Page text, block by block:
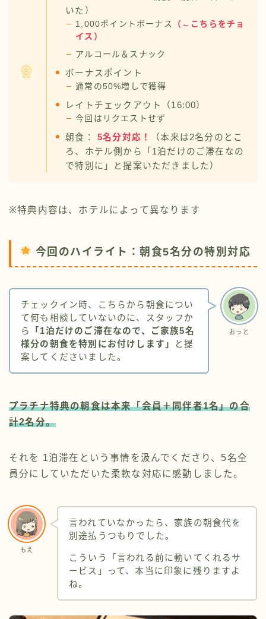
いた）
1,000ポイントボーナス
（←こちらをチョ
イス）
アルコール＆スナック
ボーナスポイント
通常の50%増しで獲得
レイトチェックアウト（16:00）
今回はリクエストせず
朝食： 5名分対応！
（本来は2名分のとこ
ろ、ホテル側から「1泊だけのご滞在なの
で特別に」と提案いただきました）
※特典内容は、ホテルによって異なります
今回のハイライト：朝食5名分の特別対応
おっと
チェックイン時、こちらから朝食につい
て何も相談していないのに、スタッフか
ら
「1泊だけのご滞在なので、ご家族5名
様分の朝食を特別にお付けします」
と提
案してくださいました。
プラチナ特典の朝食は本来「会員＋同伴者1名」の合
計2名分。
それを 1泊滞在という事情を汲んでくださり、5名全
員分にしていただいた柔軟な対応に感動しました。
もえ
言われていなかったら、家族の朝食代を
別途払うつもりでした。
こういう「言われる前に動いてくれるサ
ービス」って、本当に印象に残りますよ
ね。